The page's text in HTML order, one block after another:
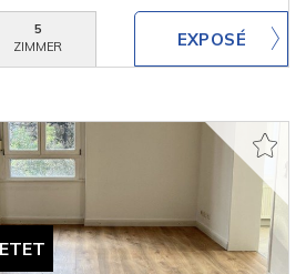
5
ZIMMER